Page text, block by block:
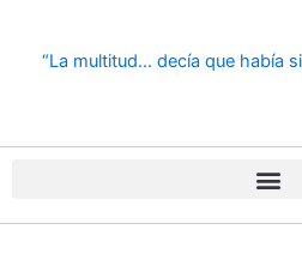
“La multitud... decía que había